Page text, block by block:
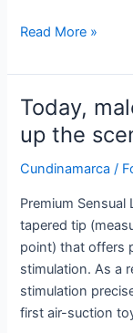
Read More »
Today,
up the
Cundinamarca /
Premium Sensual
tapered tip
point) that offers
stimulation. As a
stimulation
first air-suction
Today,
sex
toys
blowing
up
the
scene
with
everything